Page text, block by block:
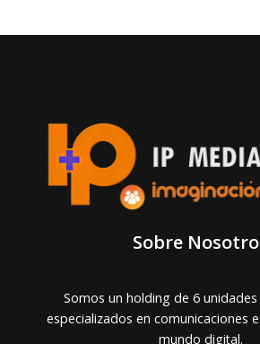
Sobre
Somos un holding de 6
especializados en comunicaciones
mundo digital.